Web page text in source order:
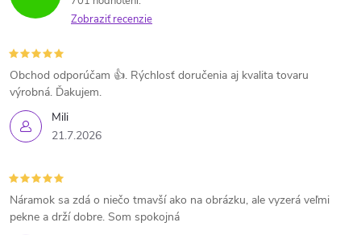
Zobraziť recenzie
Mili
21.7.2026
Obchod odporúčam 👍. Rýchlosť doručenia aj kvalita tovaru
výrobná. Ďakujem.
Náramok sa zdá o niečo tmavší ako na obrázku, ale vyzerá veľmi
pekne a drží dobre. Som spokojná